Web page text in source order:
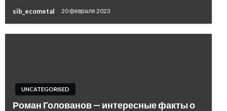
sib_ecometal 20 февраля 2023
UNCATEGORISED
Роман Голованов — интересные факты о